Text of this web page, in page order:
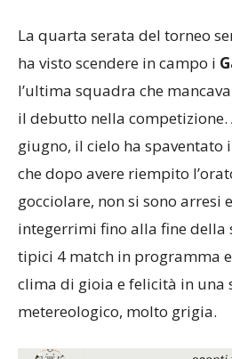
La quarta serata del torneo
ha visto scendere in campo i
l’ultima squadra che
il debutto nella competizione.
giugno, il cielo ha spaventato
che dopo avere riempito
gocciolare, non si sono arresi
integerrimi fino alla fine della
tipici 4 match in programma
clima di gioia e felicità in una
metereologico, molto grigia.